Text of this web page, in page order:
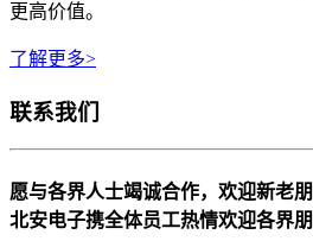
更高价值。
了解更多>
联系我们
愿与各界人士竭诚合作，欢迎新老
北安电子携全体员工热情欢迎各界朋